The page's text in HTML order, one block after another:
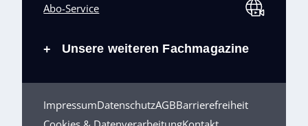
Abo-Service
+ Unsere weiteren Fachmagazine
ImpressumDatenschutzAGBBarrierefreiheit